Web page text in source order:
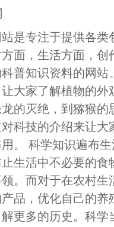
是专注于提供各
面，生活方面，
普知识资料的网
大家了解植物的
的灭绝，到猕猴
科技的介绍来让
。 科学知识遍布
生活中不必要的
。而对于在农村
品，优化自己的
更多的历史。科